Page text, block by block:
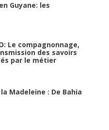
Guyane: les
Le compagnonnage,
des savoirs
par le métier
Madeleine : De Bahia